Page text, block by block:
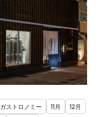
ガストロノミー 11月
12月